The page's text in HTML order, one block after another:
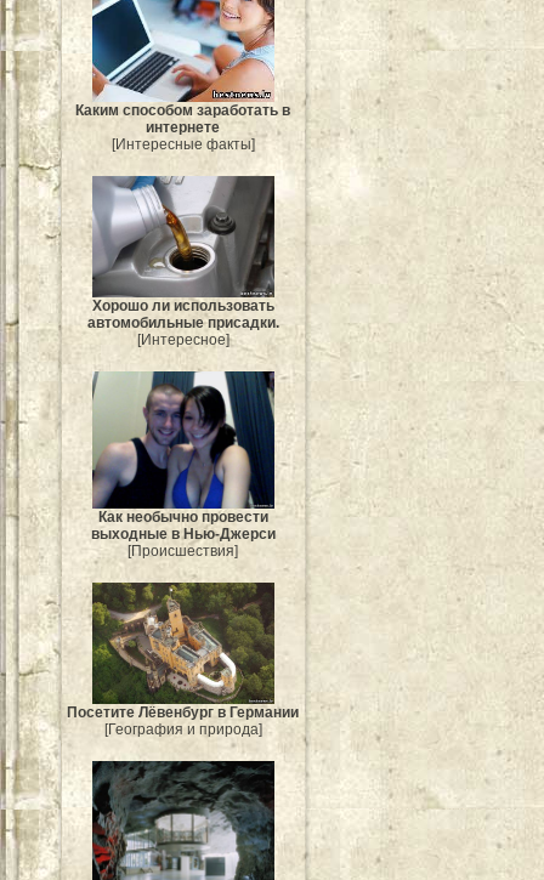
Каким способом заработать в
интернете
[Интересные факты]
Хорошо ли использовать
автомобильные присадки.
[Интересное]
Как необычно провести
выходные в Нью-Джерси
[Происшествия]
Посетите Лёвенбург в Германии
[География и природа]